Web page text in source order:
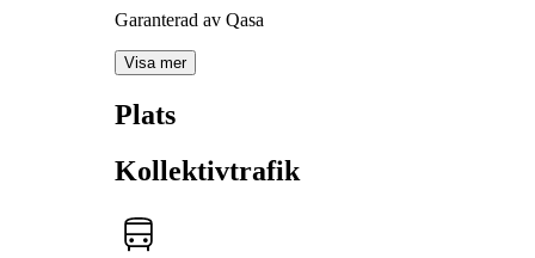
Garanterad av Qasa
Visa mer
Plats
Kollektivtrafik